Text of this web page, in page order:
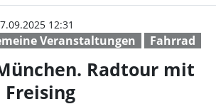
Veranstaltungen Fahrrad
12:31
Radtour mit
Freising